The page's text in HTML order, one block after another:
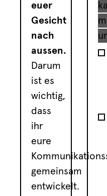
euer
Gesicht
nach
aussen.
Darum
ist es
wichtig,
dass
ihr
eure
gemeinsam
entwickelt.